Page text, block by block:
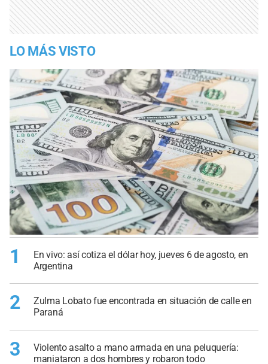
LO MÁS VISTO
1
En vivo: así cotiza el dólar hoy, jueves 6 de agosto, en
Argentina
2
Zulma Lobato fue encontrada en situación de calle en
Paraná
3
Violento asalto a mano armada en una peluquería:
maniataron a dos hombres y robaron todo